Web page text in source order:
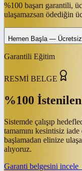
%100 başarı garantili,
ulaşamazsan ödediğin
Hemen Başla —
Garantili Eğitim
RESMİ BELGE
%100
Sistemde çalışıp
tamamını kesintisiz
başlamadan elinize
alıyoruz.
Garanti belgesini